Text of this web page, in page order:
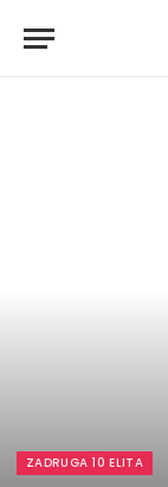
ZADRUGA 10 ELITA